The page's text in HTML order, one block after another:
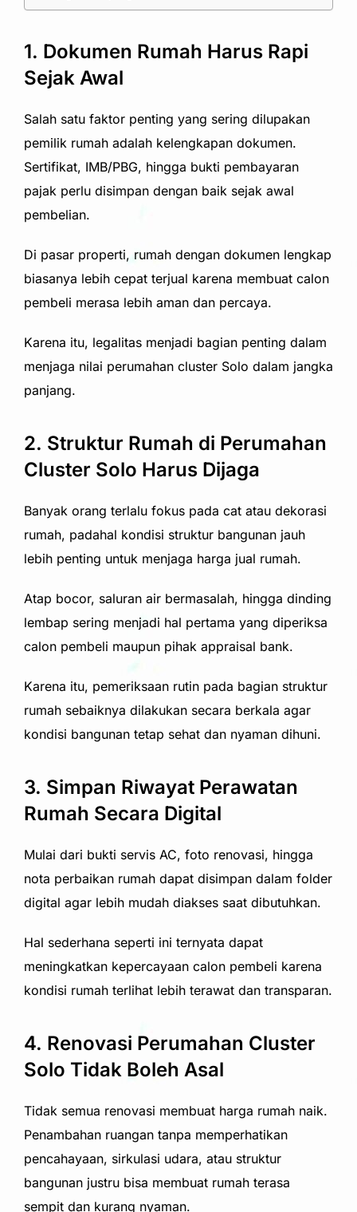
1. Dokumen Rumah Harus Rapi
Sejak Awal
Salah satu faktor penting yang sering dilupakan
pemilik rumah adalah kelengkapan dokumen.
Sertifikat, IMB/PBG, hingga bukti pembayaran
pajak perlu disimpan dengan baik sejak awal
pembelian.
Di pasar properti, rumah dengan dokumen lengkap
biasanya lebih cepat terjual karena membuat calon
pembeli merasa lebih aman dan percaya.
Karena itu, legalitas menjadi bagian penting dalam
menjaga nilai perumahan cluster Solo dalam jangka
panjang.
2. Struktur Rumah di Perumahan
Cluster Solo Harus Dijaga
Banyak orang terlalu fokus pada cat atau dekorasi
rumah, padahal kondisi struktur bangunan jauh
lebih penting untuk menjaga harga jual rumah.
Atap bocor, saluran air bermasalah, hingga dinding
lembap sering menjadi hal pertama yang diperiksa
calon pembeli maupun pihak appraisal bank.
Karena itu, pemeriksaan rutin pada bagian struktur
rumah sebaiknya dilakukan secara berkala agar
kondisi bangunan tetap sehat dan nyaman dihuni.
3. Simpan Riwayat Perawatan
Rumah Secara Digital
Mulai dari bukti servis AC, foto renovasi, hingga
nota perbaikan rumah dapat disimpan dalam folder
digital agar lebih mudah diakses saat dibutuhkan.
Hal sederhana seperti ini ternyata dapat
meningkatkan kepercayaan calon pembeli karena
kondisi rumah terlihat lebih terawat dan transparan.
4. Renovasi Perumahan Cluster
Solo Tidak Boleh Asal
Tidak semua renovasi membuat harga rumah naik.
Penambahan ruangan tanpa memperhatikan
pencahayaan, sirkulasi udara, atau struktur
bangunan justru bisa membuat rumah terasa
sempit dan kurang nyaman.